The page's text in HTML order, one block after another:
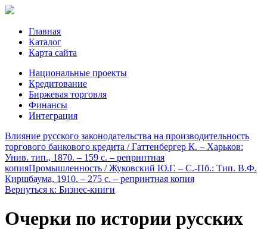
Главная
Каталог
Карта сайта
Национальные проекты
Кредитование
Биржевая торговля
Финансы
Интеграция
Влияние русского законодательства на производительность
торгового банкового кредита / Гаттенбергер К. – Харьков:
Унив. тип., 1870. – 159 с. – репринтная
копияПромышленность / Жуковский Ю.Г. – С.-Пб.: Тип. В.Ф.
Киршбаума, 1910. – 275 c. – репринтная копия
Вернуться к: Бизнес-книги
Очерки по истории русских